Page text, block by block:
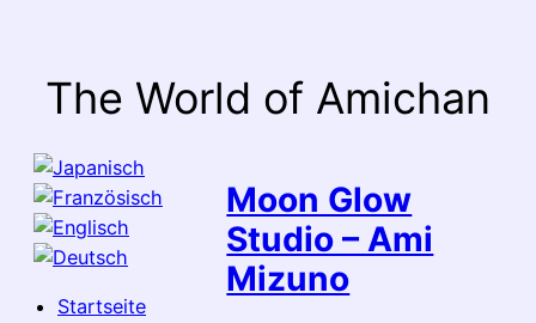
springen
The World of Amichan
Startseite
Moon Glow
Studio – Ami
Mizuno